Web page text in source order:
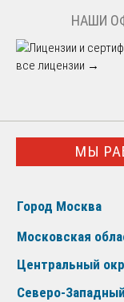
НАШИ
все лицензии →
МЫ
Город Москва
Московская
Центральный
Северо-Западный